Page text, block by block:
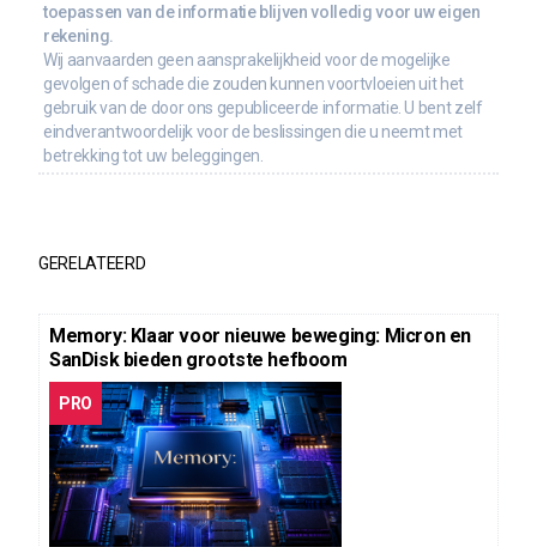
toepassen van de informatie blijven volledig voor uw eigen
rekening.
Wij aanvaarden geen aansprakelijkheid voor de mogelijke
gevolgen of schade die zouden kunnen voortvloeien uit het
gebruik van de door ons gepubliceerde informatie. U bent zelf
eindverantwoordelijk voor de beslissingen die u neemt met
betrekking tot uw beleggingen.
GERELATEERD
Memory: Klaar voor nieuwe beweging: Micron en
SanDisk bieden grootste hefboom
PRO